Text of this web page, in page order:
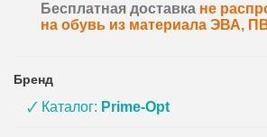
Бесплатная доставка не
на обувь из материала ЭВА,
Бренд
🗸 Каталог: Prime-Opt